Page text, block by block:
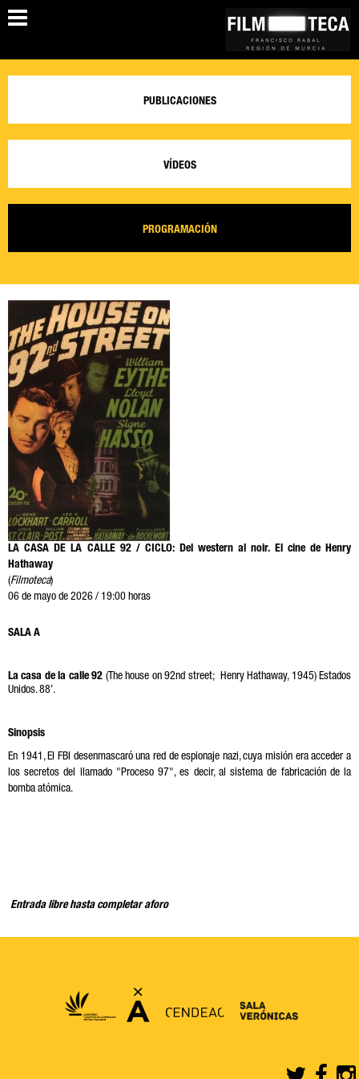
PUBLICACIONES
VÍDEOS
PROGRAMACIÓN
LA CASA DE LA CALLE 92 / CICLO: Del western al noir. El cine de Henry
Hathaway
(Filmoteca)
06 de mayo de 2026 / 19:00 horas
SALA A
La casa de la calle 92 (The house on 92nd street; Henry Hathaway, 1945) Estados
Unidos. 88’.
Sinopsis
En 1941, El FBI desenmascaró una red de espionaje nazi, cuya misión era acceder a
los secretos del llamado "Proceso 97", es decir, al sistema de fabricación de la
bomba atómica.
Entrada libre hasta completar aforo